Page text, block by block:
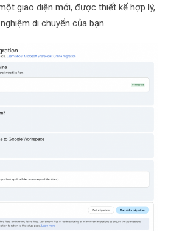
giao diện mới, được thiết kế hợp lý,
di chuyển của bạn.